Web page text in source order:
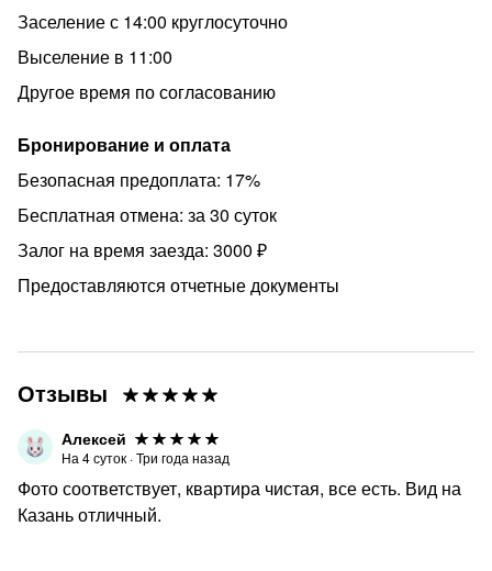
▪️ уборка со сменой постельного белья каждые 7 дней
(входит в стоимость проживания)
Дополнительные услуги (оплачиваются отдельно):
▪️ дополнительное белье и смена белья по требованию
▪️ предоставление дополнительной раскладной кровати
▪️ уборка по требованию
▪️ подземная парковка ⠀
Можно с животными по согласованию за
Для детей:
▪️ аренда детской кроватки за 1500 на весь срок
▪️ стул для кормления бесплатно
▪️ детский горшок
В пешей доступности главные достопримечательности:
Заселение с 14:00 круглосуточно
Выселение в 11:00
Другое время по согласованию
Бронирование и оплата
Безопасная предоплата: 17%
Бесплатная отмена: за 30 суток
Залог на время заезда: 3000 ₽
Предоставляются отчетные документы
Отзывы
Алексей
На 4суток ·Три года назад
Фото соответствует, квартира чистая, все есть. Вид на
Казань отличный.